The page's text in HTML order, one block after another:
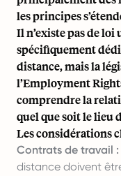
les principes
Il n’existe pas de
spécifiquement
distance, mais la
l’Employment
comprendre la
quel que soit le lieu
Les considérations
Contrats de travail :
distance doivent